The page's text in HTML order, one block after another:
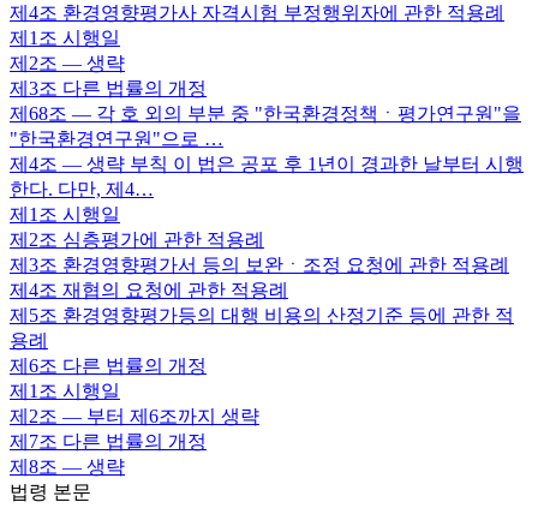
제4조 환경영향평가사 자격시험 부정행위자에 관한 적용례
제1조 시행일
제2조 — 생략
제3조 다른 법률의 개정
제68조 — 각 호 외의 부분 중 "한국환경정책ㆍ평가연구원"을
"한국환경연구원"으로 …
제4조 — 생략 부칙 이 법은 공포 후 1년이 경과한 날부터 시행
한다. 다만, 제4…
제1조 시행일
제2조 심층평가에 관한 적용례
제3조 환경영향평가서 등의 보완ㆍ조정 요청에 관한 적용례
제4조 재협의 요청에 관한 적용례
제5조 환경영향평가등의 대행 비용의 산정기준 등에 관한 적
용례
제6조 다른 법률의 개정
제1조 시행일
제2조 — 부터 제6조까지 생략
제7조 다른 법률의 개정
제8조 — 생략
법령 본문